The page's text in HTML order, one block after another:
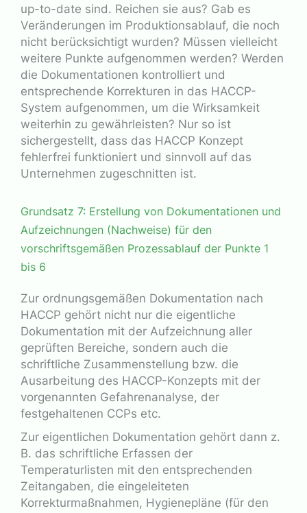
up-to-date sind. Reichen sie aus? Gab es
Veränderungen im Produktionsablauf, die noch
nicht berücksichtigt wurden? Müssen vielleicht
weitere Punkte aufgenommen werden? Werden
die Dokumentationen kontrolliert und
entsprechende Korrekturen in das HACCP-
System aufgenommen, um die Wirksamkeit
weiterhin zu gewährleisten? Nur so ist
sichergestellt, dass das HACCP Konzept
fehlerfrei funktioniert und sinnvoll auf das
Unternehmen zugeschnitten ist.
Grundsatz 7: Erstellung von Dokumentationen und
Aufzeichnungen (Nachweise) für den
vorschriftsgemäßen Prozessablauf der Punkte 1
bis 6
Zur ordnungsgemäßen Dokumentation nach
HACCP gehört nicht nur die eigentliche
Dokumentation mit der Aufzeichnung aller
geprüften Bereiche, sondern auch die
schriftliche Zusammenstellung bzw. die
Ausarbeitung des HACCP-Konzepts mit der
vorgenannten Gefahrenanalyse, der
festgehaltenen CCPs etc.
Zur eigentlichen Dokumentation gehört dann z.
B. das schriftliche Erfassen der
Temperaturlisten mit den entsprechenden
Zeitangaben, die eingeleiteten
Korrekturmaßnahmen, Hygienepläne (für den